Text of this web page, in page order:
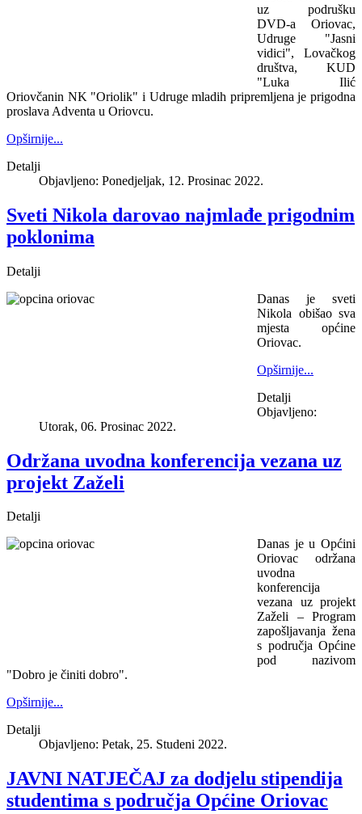
uz podrušku
DVD-a Oriovac,
Udruge "Jasni
vidici", Lovačkog
društva, KUD
"Luka Ilić
Oriovčanin NK "Oriolik" i Udruge mladih pripremljena je prigodna
proslava Adventa u Oriovcu.
Opširnije...
Detalji
Objavljeno: Ponedjeljak, 12. Prosinac 2022.
Sveti Nikola darovao najmlađe prigodnim
poklonima
Detalji
Danas je sveti
Nikola obišao sva
mjesta općine
Oriovac.
Opširnije...
Detalji
Objavljeno:
Utorak, 06. Prosinac 2022.
Održana uvodna konferencija vezana uz
projekt Zaželi
Detalji
Danas je u Općini
Oriovac održana
uvodna
konferencija
vezana uz projekt
Zaželi – Program
zapošljavanja žena
s područja Općine
pod nazivom
"Dobro je činiti dobro".
Opširnije...
Detalji
Objavljeno: Petak, 25. Studeni 2022.
JAVNI NATJEČAJ za dodjelu stipendija
studentima s područja Općine Oriovac